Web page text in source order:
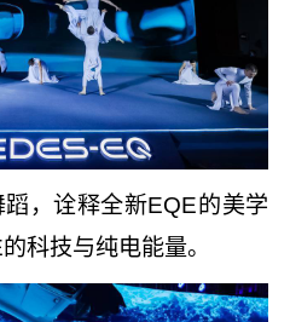
，诠释全新EQE的美学
科技与纯电能量。